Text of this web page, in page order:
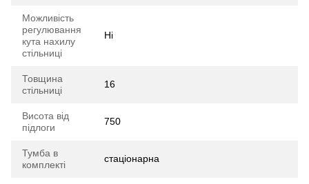
Можливість
регулювання
кута нахилу
стільниці
Ні
Товщина
стільниці
16
Висота від
підлоги
750
Тумба в
комплекті
стаціонарна